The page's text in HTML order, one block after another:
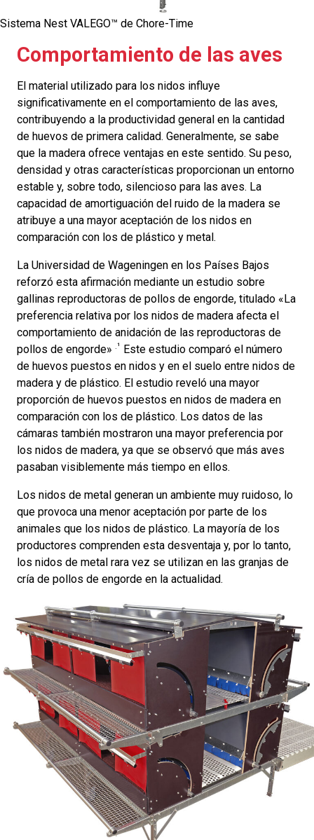
Sistema Nest VALEGO™ de Chore-Time
Comportamiento de las aves
El material utilizado para los nidos influye
significativamente en el comportamiento de las aves,
contribuyendo a la productividad general en la cantidad
de huevos de primera calidad. Generalmente, se sabe
que la madera ofrece ventajas en este sentido. Su peso,
densidad y otras características proporcionan un entorno
estable y, sobre todo, silencioso para las aves. La
capacidad de amortiguación del ruido de la madera se
atribuye a una mayor aceptación de los nidos en
comparación con los de plástico y metal.
La Universidad de Wageningen en los Países Bajos
reforzó esta afirmación mediante un estudio sobre
gallinas reproductoras de pollos de engorde, titulado «La
preferencia relativa por los nidos de madera afecta el
comportamiento de anidación de las reproductoras de
pollos de engorde» .¹ Este estudio comparó el número
de huevos puestos en nidos y en el suelo entre nidos de
madera y de plástico. El estudio reveló una mayor
proporción de huevos puestos en nidos de madera en
comparación con los de plástico. Los datos de las
cámaras también mostraron una mayor preferencia por
los nidos de madera, ya que se observó que más aves
pasaban visiblemente más tiempo en ellos.
Los nidos de metal generan un ambiente muy ruidoso, lo
que provoca una menor aceptación por parte de los
animales que los nidos de plástico. La mayoría de los
productores comprenden esta desventaja y, por lo tanto,
los nidos de metal rara vez se utilizan en las granjas de
cría de pollos de engorde en la actualidad.